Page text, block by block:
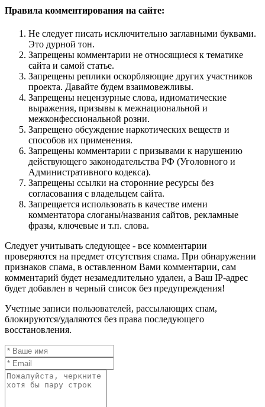
Правила комментирования на сайте:
Не следует писать исключительно заглавными буквами.
Это дурной тон.
Запрещены комментарии не относящиеся к тематике
сайта и самой статье.
Запрещены реплики оскорбляющие других участников
проекта. Давайте будем взаимовежливы.
Запрещены нецензурные слова, идиоматические
выражения, призывы к межнациональной и
межконфессиональной розни.
Запрещено обсуждение наркотических веществ и
способов их применения.
Запрещены комментарии с призывами к нарушению
действующего законодательства РФ (Уголовного и
Административного кодекса).
Запрещены ссылки на сторонние ресурсы без
согласования с владельцем сайта.
Запрещается использовать в качестве имени
комментатора слоганы/названия сайтов, рекламные
фразы, ключевые и т.п. слова.
Следует учитывать следующее - все комментарии
проверяются на предмет отсутствия спама. При обнаружении
признаков спама, в оставленном Вами комментарии, сам
комментарий будет незамедлительно удален, а Ваш IP-адрес
будет добавлен в черный список без предупреждения!
Учетные записи пользователей, рассылающих спам,
блокируются/удаляются без права последующего
восстановления.